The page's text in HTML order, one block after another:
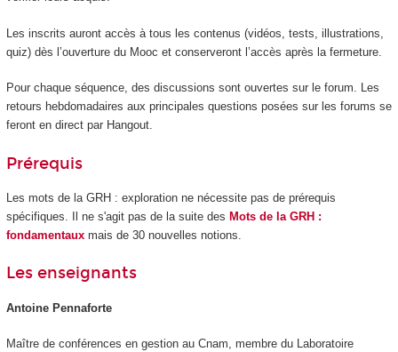
Les inscrits auront accès à tous les contenus (vidéos, tests, illustrations,
quiz) dès l’ouverture du Mooc et conserveront l’accès après la fermeture.
Pour chaque séquence, des discussions sont ouvertes sur le forum. Les
retours hebdomadaires aux principales questions posées sur les forums se
feront en direct par Hangout.
Prérequis
Les mots de la GRH : exploration ne nécessite pas de prérequis
spécifiques. Il ne s'agit pas de la suite des Mots de la GRH :
fondamentauxmais de 30 nouvelles notions.
Les enseignants
Antoine Pennaforte
Maître de conférences en gestion au Cnam, membre du Laboratoire